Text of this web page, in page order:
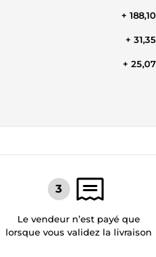
+
+
+
Le vendeur n’est payé que
lorsque vous validez la livraison